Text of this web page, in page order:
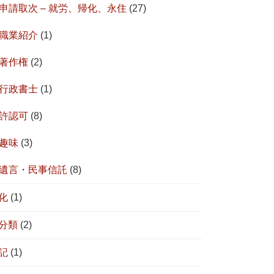
申請取次 – 就労、帰化、永住 (27)
業紹介 (1)
作権 (2)
政書士 (1)
認可 (8)
趣味 (3)
言・民事信託 (8)
(1)
類 (2)
(1)